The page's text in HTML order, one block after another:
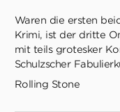
Waren die ersten
Krimi, ist der dritte
mit teils grotesker
Schulzscher
Rolling Stone